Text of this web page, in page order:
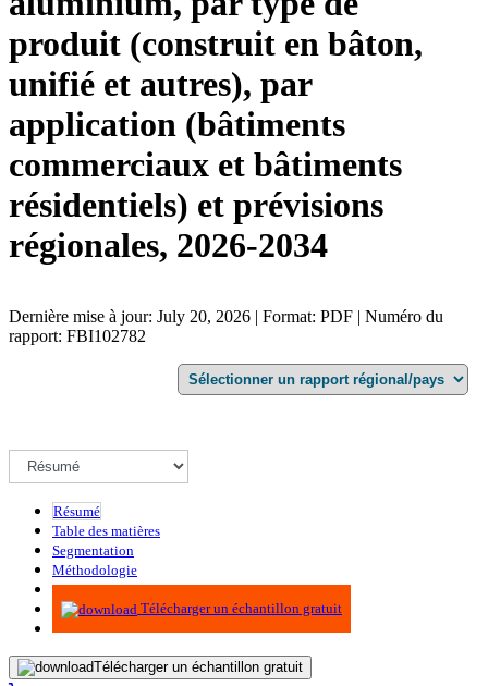
produit (construit en bâton,
unifié et autres), par
application (bâtiments
commerciaux et bâtiments
résidentiels) et prévisions
régionales, 2026-2034
Dernière mise à jour: July 20, 2026 | Format: PDF | Numéro du
rapport: FBI102782
Résumé
Table des matières
Segmentation
Méthodologie
Infographie
Télécharger un échantillon gratuit
Télécharger un échantillon gratuit